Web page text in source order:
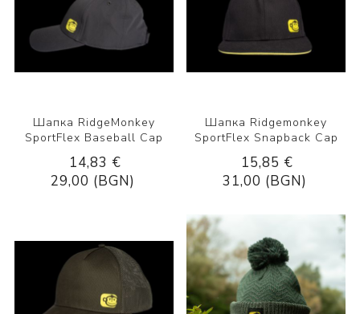
Шапка RidgeMonkey
SportFlex Baseball Cap
14,83 €
29,00 (BGN)
Шапка Ridgemonkey
SportFlex Snapback Cap
15,85 €
31,00 (BGN)